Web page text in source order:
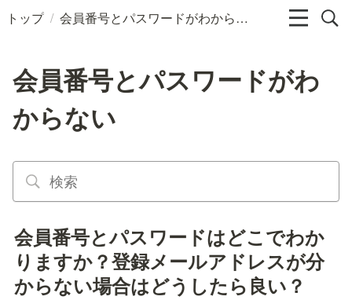
トップ / 会員番号とパスワードがわからない
会員番号とパスワードがわ
からない
会員番号とパスワードはどこでわか
りますか？登録メールアドレスが分
からない場合はどうしたら良い？